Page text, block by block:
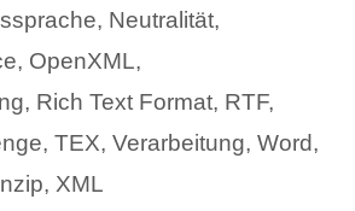
, Neutralität,
, OpenXML,
, Rich Text Format, RTF,
, TEX, Verarbeitung, Word,
, XML